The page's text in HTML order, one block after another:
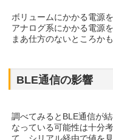
ボリュームにかかる電源
アナログ系にかかる電源
まあ仕方のないところか
BLE通信の影響
調べてみるとBLE通信が
なっている可能性は十分